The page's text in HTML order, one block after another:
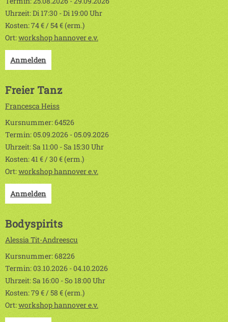
Uhrzeit: Di 17:30 - Di 19:00 Uhr
Kosten: 74 € / 54 € (erm.)
Ort:workshop hannover e.v.
Anmelden
Freier Tanz
Francesca Heiss
Kursnummer: 64526
Termin: 05.09.2026 - 05.09.2026
Uhrzeit: Sa 11:00 - Sa 15:30 Uhr
Kosten: 41 € / 30 € (erm.)
Ort:workshop hannover e.v.
Anmelden
Bodyspirits
Alessia Tit-Andreescu
Kursnummer: 68226
Termin: 03.10.2026 - 04.10.2026
Uhrzeit: Sa 16:00 - So 18:00 Uhr
Kosten: 79 € / 58 € (erm.)
Ort:workshop hannover e.v.